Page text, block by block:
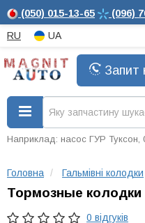
(050) 015-13-65 (096)
RU UA
Запит
Наприклад: насос ГУР Туксон,
Головна Гальмівні колодки
Тормозные
0 відгуків